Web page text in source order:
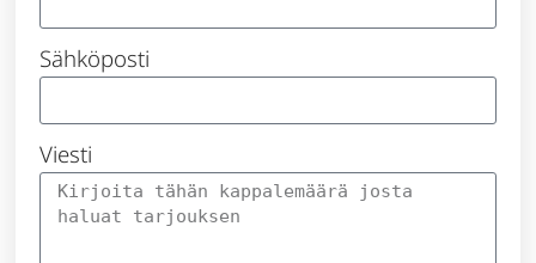
Sähköposti
Viesti